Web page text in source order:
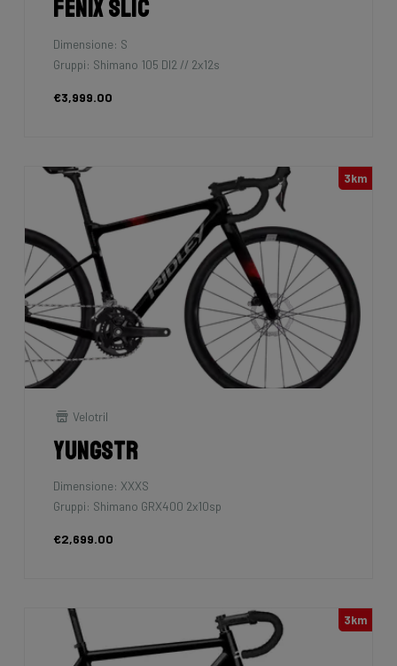
Fenix SLiC
Dimensione: S
Gruppi: Shimano 105 DI2 // 2x12s
€3,999.00
3km
Velotril
Yungstr
Dimensione: XXXS
Gruppi: Shimano GRX400 2x10sp
€2,699.00
3km